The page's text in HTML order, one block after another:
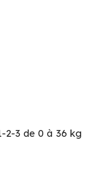
2-3 de 0 à 36 kg